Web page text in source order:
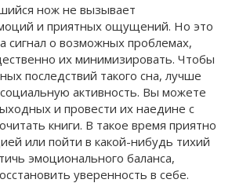
нож не вызывает
и приятных ощущений. Но это
сигнал о возможных проблемах,
их минимизировать. Чтобы
последствий такого сна, лучше
активность. Вы можете
и провести их наедине с
книги. В такое время приятно
или пойти в какой-нибудь тихий
эмоционального баланса,
уверенность в себе.